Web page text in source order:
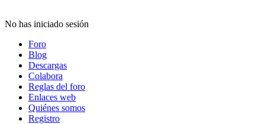
No has iniciado sesión
Foro
Blog
Descargas
Colabora
Reglas del foro
Enlaces web
Quiénes somos
Registro